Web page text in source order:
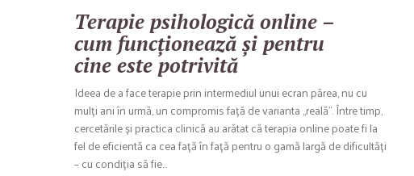
Terapie psihologică online –
cum funcționează și pentru
cine este potrivită
Ideea de a face terapie prin intermediul unui ecran părea, nu cu
mulți ani în urmă, un compromis față de varianta „reală”. Între timp,
cercetările și practica clinică au arătat că terapia online poate fi la
fel de eficientă ca cea față în față pentru o gamă largă de dificultăți
– cu condiția să fie…